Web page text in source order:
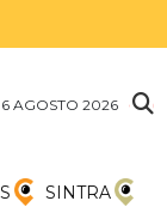
AGOSTO 2026
SINTRA